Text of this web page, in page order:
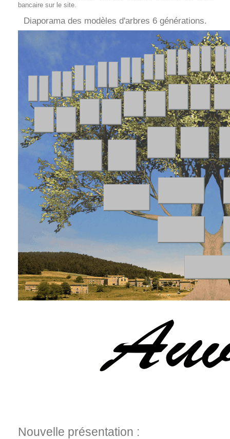
bancaire sur le site.
Diaporama des modèles d'arbres 6 générations.
Nouvelle présentation :